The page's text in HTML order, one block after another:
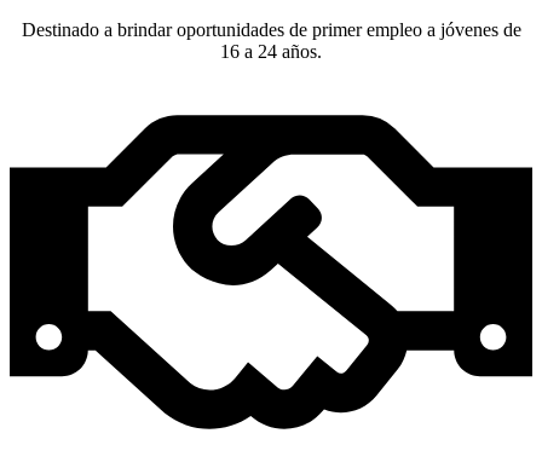
Destinado a brindar oportunidades de primer empleo a jóvenes de
16 a 24 años.